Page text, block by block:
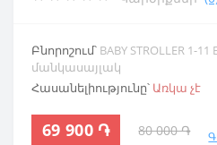
Բնորոշում՝ BABY STROLLER 1-11
մանկասայլակ
Հասանելիությունը՝ Առկա չէ
69 900 ֏ 80 000 ֏